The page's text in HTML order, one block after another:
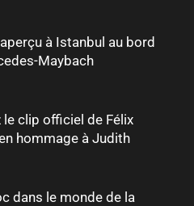
à Istanbul au bord
Maybach
le clip officiel de Félix
hommage à Judith
dans le monde de la